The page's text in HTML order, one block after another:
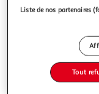
Liste de nos partenaires
Tout